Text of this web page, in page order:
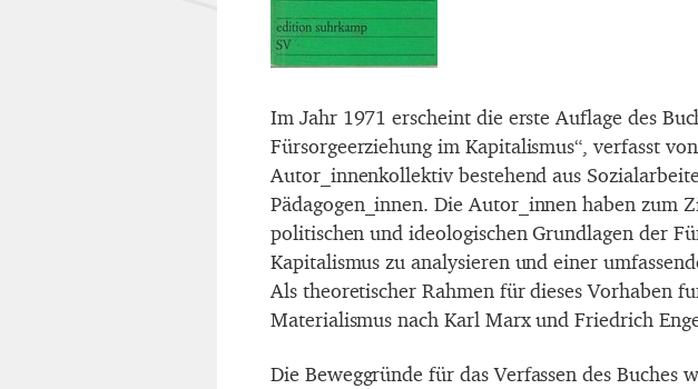
Im Jahr 1971 erscheint die erste Auflage des
Fürsorgeerziehung im Kapitalismus“, verfasst
Autor_innenkollektiv bestehend aus
Pädagogen_innen. Die Autor_innen haben zum
politischen und ideologischen Grundlagen der
Kapitalismus zu analysieren und einer
Als theoretischer Rahmen für dieses Vorhaben
Materialismus nach Karl Marx und Friedrich
Die Beweggründe für das Verfassen des Buches